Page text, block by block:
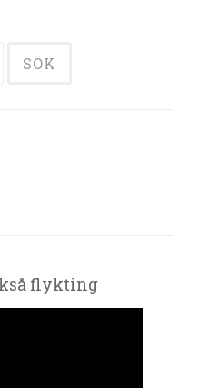
flykting